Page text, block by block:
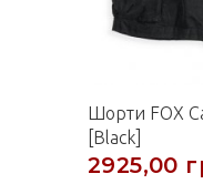
Шорти FOX
[Black]
2925,00